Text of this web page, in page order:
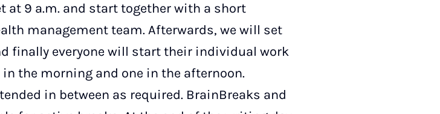
at 9 a.m. and start together with a short
management team. Afterwards, we will set
finally everyone will start their individual work
in the morning and one in the afternoon.
in between as required. BrainBreaks and